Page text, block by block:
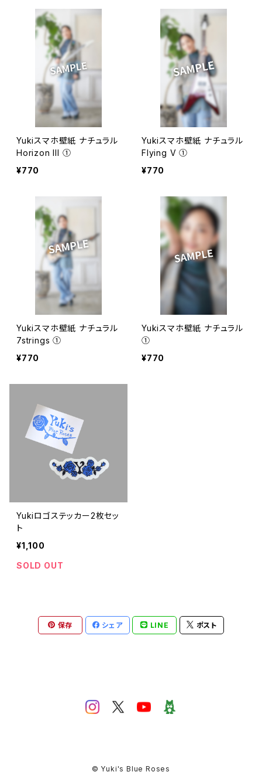
Yukiスマホ壁紙 ナチュラル
Horizon III ①
¥770
Yukiスマホ壁紙 ナチュラル
Flying V ①
¥770
Yukiスマホ壁紙 ナチュラル
7strings ①
¥770
Yukiスマホ壁紙 ナチュラル
①
¥770
Yukiロゴステッカー2枚セッ
ト
¥1,100
SOLD OUT
保存 シェア LINE ポスト
© Yuki's Blue Roses